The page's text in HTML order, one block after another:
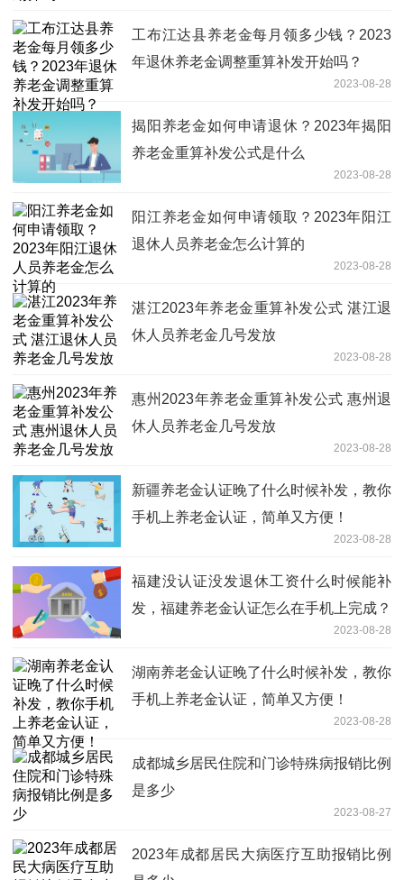
工布江达县养老金每月领多少钱？2023
年退休养老金调整重算补发开始吗？
2023-08-28
揭阳养老金如何申请退休？2023年揭阳
养老金重算补发公式是什么
2023-08-28
阳江养老金如何申请领取？2023年阳江
退休人员养老金怎么计算的
2023-08-28
湛江2023年养老金重算补发公式 湛江退
休人员养老金几号发放
2023-08-28
惠州2023年养老金重算补发公式 惠州退
休人员养老金几号发放
2023-08-28
新疆养老金认证晚了什么时候补发，教你
手机上养老金认证，简单又方便！
2023-08-28
福建没认证没发退休工资什么时候能补
发，福建养老金认证怎么在手机上完成？
2023-08-28
湖南养老金认证晚了什么时候补发，教你
手机上养老金认证，简单又方便！
2023-08-28
成都城乡居民住院和门诊特殊病报销比例
是多少
2023-08-27
2023年成都居民大病医疗互助报销比例